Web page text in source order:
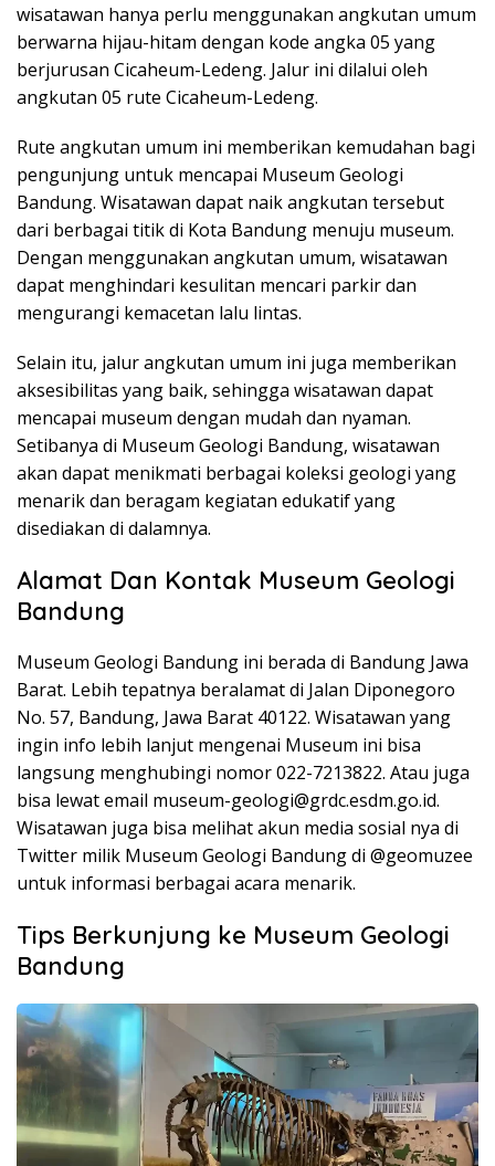
wisatawan hanya perlu menggunakan angkutan umum
berwarna hijau-hitam dengan kode angka 05 yang
berjurusan Cicaheum-Ledeng. Jalur ini dilalui oleh
angkutan 05 rute Cicaheum-Ledeng.
Rute angkutan umum ini memberikan kemudahan bagi
pengunjung untuk mencapai Museum Geologi
Bandung. Wisatawan dapat naik angkutan tersebut
dari berbagai titik di Kota Bandung menuju museum.
Dengan menggunakan angkutan umum, wisatawan
dapat menghindari kesulitan mencari parkir dan
mengurangi kemacetan lalu lintas.
Selain itu, jalur angkutan umum ini juga memberikan
aksesibilitas yang baik, sehingga wisatawan dapat
mencapai museum dengan mudah dan nyaman.
Setibanya di Museum Geologi Bandung, wisatawan
akan dapat menikmati berbagai koleksi geologi yang
menarik dan beragam kegiatan edukatif yang
disediakan di dalamnya.
Alamat Dan Kontak Museum Geologi
Bandung
Museum Geologi Bandung ini berada di Bandung Jawa
Barat. Lebih tepatnya beralamat di Jalan Diponegoro
No. 57, Bandung, Jawa Barat 40122. Wisatawan yang
ingin info lebih lanjut mengenai Museum ini bisa
langsung menghubingi nomor 022-7213822. Atau juga
bisa lewat email museum-geologi@grdc.esdm.go.id.
Wisatawan juga bisa melihat akun media sosial nya di
Twitter milik Museum Geologi Bandung di @geomuzee
untuk informasi berbagai acara menarik.
Tips Berkunjung ke Museum Geologi
Bandung